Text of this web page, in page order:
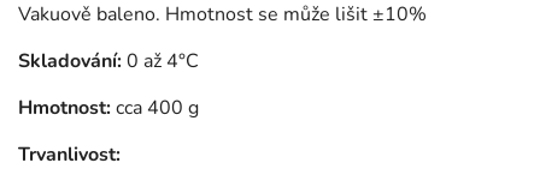
Vakuově baleno. Hmotnost se může lišit ±10%
Skladování:0 až 4°C
Hmotnost:cca 400 g
Trvanlivost: